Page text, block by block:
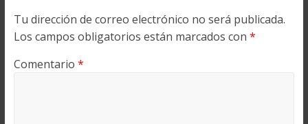
Tu dirección de correo electrónico no será publicada.
Los campos obligatorios están marcados con *
Comentario *